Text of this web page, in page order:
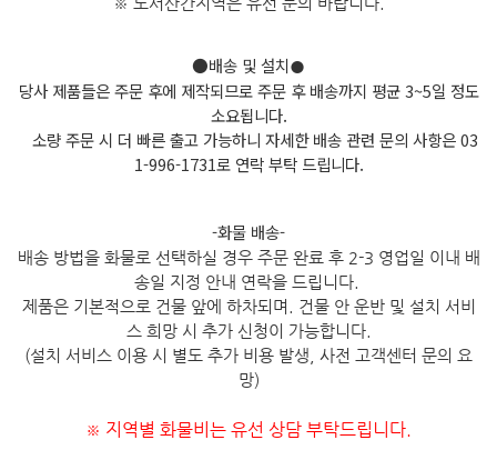
●배송 및 설치●
당사 제품들은 주문 후에 제작되므로 주문 후 배송까지 평균 3~5일 정도
소요됩니다.
소량 주문 시 더 빠른 출고 가능하니 자세한 배송 관련 문의 사항은 03
1-996-1731로 연락 부탁 드립니다.
-화물 배송-
배송 방법을 화물로 선택하실 경우 주문 완료 후 2-3 영업일 이내 배
송일 지정 안내 연락을 드립니다.
제품은 기본적으로 건물 앞에 하차되며. 건물 안 운반 및 설치 서비
스 희망 시 추가 신청이 가능합니다.
(설치 서비스 이용 시 별도 추가 비용 발생, 사전 고객센터 문의 요
망)
※ 지역별 화물비는 유선 상담 부탁드립니다.